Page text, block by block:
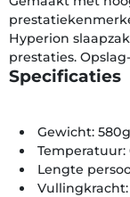
Hyperion
prestaties.
Specificaties
Gewicht: 580g
Temperatuur:
Lengte